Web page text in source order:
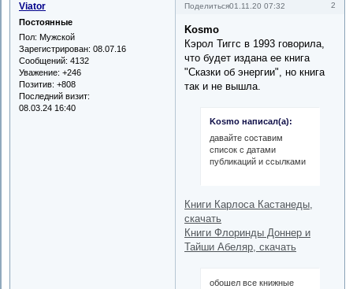
Поделиться 2
01.11.20 07:32
Viator
Постоянные
Пол: Мужской
Зарегистрирован: 08.07.16
Сообщений: 4132
Уважение: +246
Позитив: +808
Последний визит:
08.03.24 16:40
Kosmo
Кэрол Тиггс в 1993 говорила,
что будет издана ее книга
"Сказки об энергии", но книга
так и не вышла.
Kosmo написал(а):
давайте составим
список с датами
публикаций и ссылками
Книги Карлоса Кастанеды,
скачать
Книги Флоринды Доннер и
Тайши Абеляр, скачать
обошел все книжные